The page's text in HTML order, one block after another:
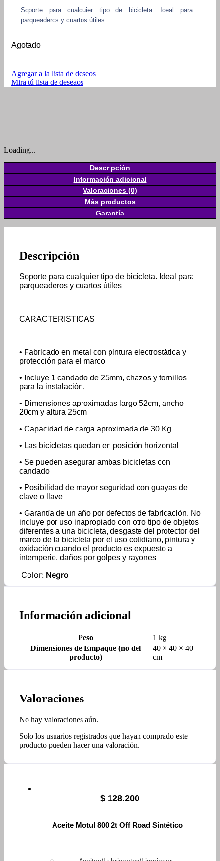
Soporte para cualquier tipo de bicicleta. Ideal para
parqueaderos y cuartos útiles
Agotado
Agregar a la lista de deseos
Mira tú lista de deseaos
Loading...
Descripción
Información adicional
Valoraciones (0)
Más productos
Garantía
Descripción
Soporte para cualquier tipo de bicicleta. Ideal para
parqueaderos y cuartos útiles
CARACTERISTICAS
• Fabricado en metal con pintura electrostática y
protección para el marco
• Incluye 1 candado de 25mm, chazos y tornillos
para la instalación.
• Dimensiones aproximadas largo 52cm, ancho
20cm y altura 25cm
• Capacidad de carga aproximada de 30 Kg
• Las bicicletas quedan en posición horizontal
• Se pueden asegurar ambas bicicletas con
candado
• Posibilidad de mayor seguridad con guayas de
clave o llave
• Garantía de un año por defectos de fabricación. No
incluye por uso inapropiado con otro tipo de objetos
diferentes a una bicicleta, desgaste del protector del
marco de la bicicleta por el uso cotidiano, pintura y
oxidación cuando el producto es expuesto a
intemperie, daños por golpes y rayones
Color: Negro
Información adicional
Peso
1 kg
Dimensiones de Empaque (no del
producto)
40 × 40 × 40
cm
Valoraciones
No hay valoraciones aún.
Solo los usuarios registrados que hayan comprado este
producto pueden hacer una valoración.
$ 128.200
Aceite Motul 800 2t Off Road Sintético